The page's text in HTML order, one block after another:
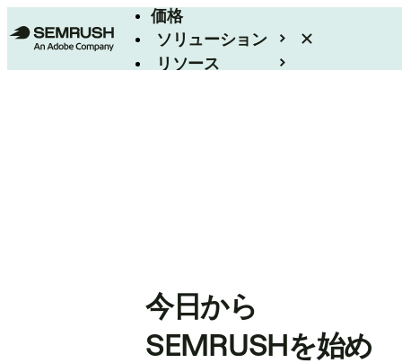
価格
ソリューション
リソース
今日から
SEMRUSHを始め